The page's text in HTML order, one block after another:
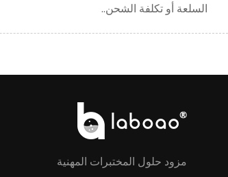
السلعة أو تكلفة الشحن..
مزود حلول المختبرات المهنية